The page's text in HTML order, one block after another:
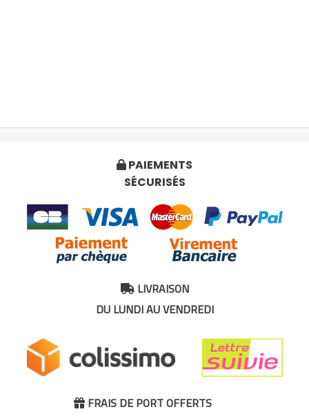
 PAIEMENTS
SÉCURISÉS
LIVRAISON
DU LUNDI AU VENDREDI
 FRAIS DE PORT OFFERTS